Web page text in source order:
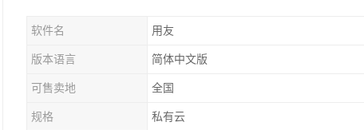
软件名 用友
版本语言 简体中文版
可售卖地 全国
规格 私有云